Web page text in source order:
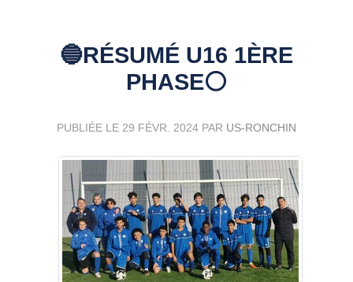
🔵RÉSUMÉ U16 1ÈRE
PHASE⚪
PUBLIÉE LE 29 FÉVR. 2024 PAR US-RONCHIN